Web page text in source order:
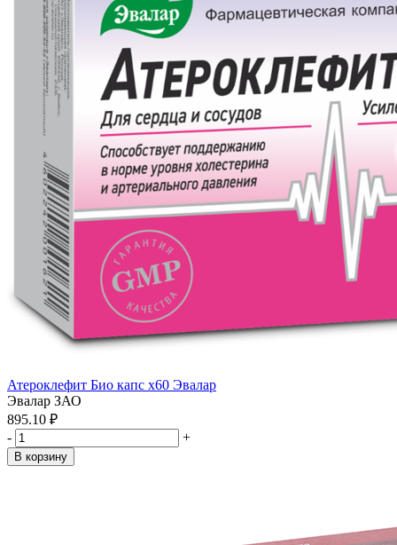
Атероклефит Био капс x60 Эвалар
Эвалар ЗАО
895.10 ₽
-
+
В корзину